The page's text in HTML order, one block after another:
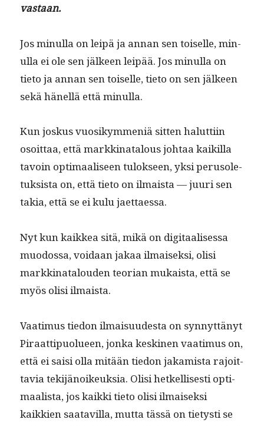
vastaan.
Jos min­ul­la on leipä ja annan sen toiselle, min­
ul­la ei ole sen jäl­keen leipää. Jos min­ul­la on
tieto ja annan sen toiselle, tieto on sen jäl­keen
sekä hänel­lä että minulla.
Kun joskus vuosikym­meniä sit­ten halut­ti­in
osoit­taa, että markki­na­t­alous johtaa kaikil­la
tavoin opti­maaliseen tulok­seen, yksi peru­so­le­
tuk­sista on, että tieto on ilmaista — juuri sen
takia, että se ei kulu jaettaessa.
Nyt kun kaikkea sitä, mikä on dig­i­taalises­sa
muo­dos­sa, voidaan jakaa ilmaisek­si, olisi
markki­na­t­alouden teo­ri­an mukaista, että se
myös olisi ilmaista.
Vaa­timus tiedon ilmaisu­ud­es­ta on syn­nyt­tänyt
Piraat­tipuolueen, jon­ka kesk­i­nen vaa­timus on,
että ei saisi olla mitään tiedon jakamista rajoit­
tavia tek­i­jänoikeuk­sia. Olisi het­kel­lis­es­ti opti­
maal­ista, jos kaik­ki tieto olisi ilmaisek­si
kaikkien saatavil­la, mut­ta tässä on tietysti se